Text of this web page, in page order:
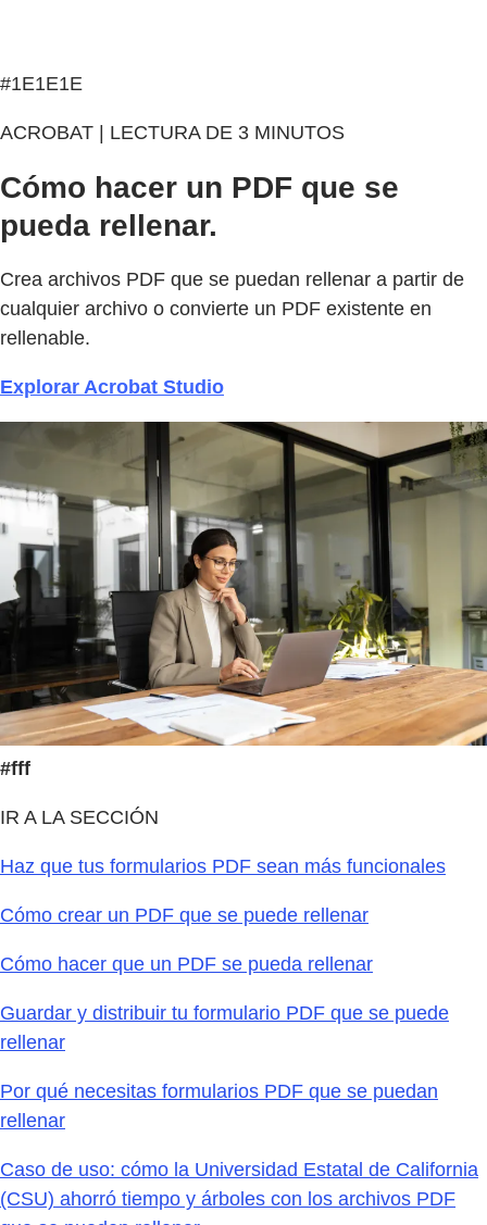
#1E1E1E
ACROBAT | LECTURA DE 3 MINUTOS
Cómo hacer un PDF que se
pueda rellenar.
Crea archivos PDF que se puedan rellenar a partir de
cualquier archivo o convierte un PDF existente en
rellenable.
Explorar Acrobat Studio
#fff
IR A LA SECCIÓN
Haz que tus formularios PDF sean más funcionales
Cómo crear un PDF que se puede rellenar
Cómo hacer que un PDF se pueda rellenar
Guardar y distribuir tu formulario PDF que se puede
rellenar
Por qué necesitas formularios PDF que se puedan
rellenar
Caso de uso: cómo la Universidad Estatal de California
(CSU) ahorró tiempo y árboles con los archivos PDF